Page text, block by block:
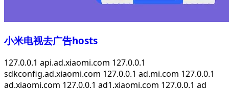
小米电视去广告hosts
127.0.0.1 api.ad.xiaomi.com 127.0.0.1
sdkconfig.ad.xiaomi.com 127.0.0.1 ad.mi.com 127.0.0.1
ad.xiaomi.com 127.0.0.1 ad1.xiaomi.com 127.0.0.1 ad